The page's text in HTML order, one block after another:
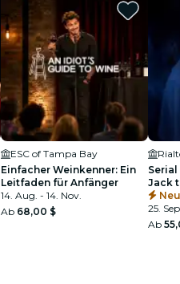
ESC of Tampa Bay
Einfacher Weinkenner: Ein
Leitfaden für Anfänger
14. Aug. - 14. Nov.
Ab 68,00 $
Jack
25.
Ab